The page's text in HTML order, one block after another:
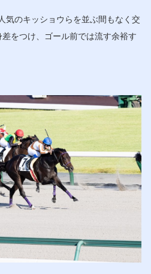
気のキッショウらを並ぶ間もなく交
をつけ、ゴール前では流す余裕す